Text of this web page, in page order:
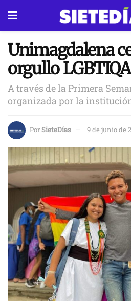
Unimagdalena
orgullo
A través de la Primera
organizada por la
PorSieteDías 9 de junio de